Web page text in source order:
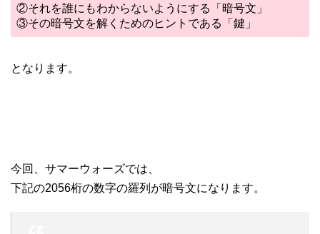
②それを誰にもわからないようにする「暗号文」
③その暗号文を解くためのヒントである「鍵」
となります。
今回、サマーウォーズでは、
下記の2056桁の数字の羅列が暗号文になります。